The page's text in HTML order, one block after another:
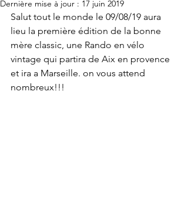
Dernière mise à jour : 17 juin 2019
Salut tout le monde le 09/08/19 aura
lieu la première édition de la bonne
mère classic, une Rando en vélo
vintage qui partira de Aix en provence
et ira a Marseille. on vous attend
nombreux!!!